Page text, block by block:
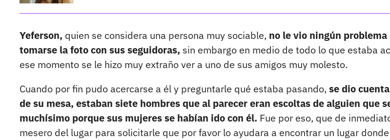
Yeferson, quien se considera una persona muy sociable, no le vio ningún problema
tomarse la foto con sus seguidoras, sin embargo en medio de todo lo que estaba
ese momento se le hizo muy extraño ver a uno de sus amigos muy molesto.
Cuando por fin pudo acercarse a él y preguntarle qué estaba pasando, se dio
de su mesa, estaban siete hombres que al parecer eran escoltas de alguien que
muchísimo porque sus mujeres se habían ido con él. Fue por eso, que de
mesero del lugar para solicitarle que por favor lo ayudara a encontrar un lugar